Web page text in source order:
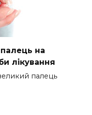
на
лікування
палець